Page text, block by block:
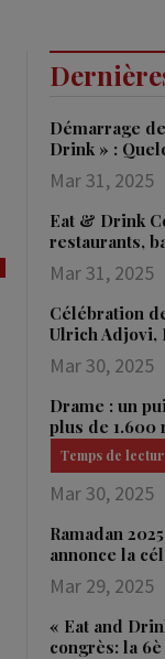
Démarrage
Drink » :
Mar 31, 2025
Eat & Drink
restaurants,
Mar 31, 2025
Célébration
Ulrich Adjovi,
Mar 30, 2025
Drame : un
plus de 1.600
Mar 30, 2025
Ramadan
annonce la
Mar 29, 2025
« Eat and
congrès: la